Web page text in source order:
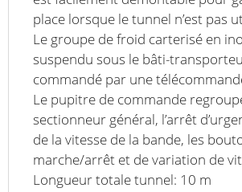
place lorsque le tunnel n’est pas
Le groupe de froid carterisé en
suspendu sous le bâti-
commandé par une
Le pupitre de commande
sectionneur général, l’arrêt
de la vitesse de la bande, les
marche/arrêt et de variation de
Longueur totale tunnel: 10 m